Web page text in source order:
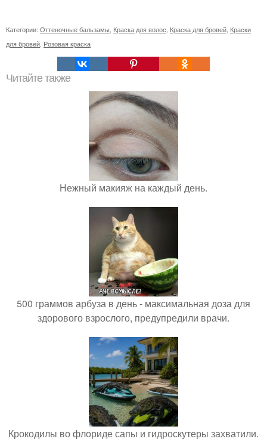
Категории: Оттеночные бальзамы Краска для волос Краска для бровей Краски
для бровей Розовая краска
Читайте также
Нежный макияж на каждый день.
500 граммов арбуза в день - максимальная доза для
здорового взрослого, предупредили врачи.
Крокодилы во флориде сапы и гидроскутеры захватили.